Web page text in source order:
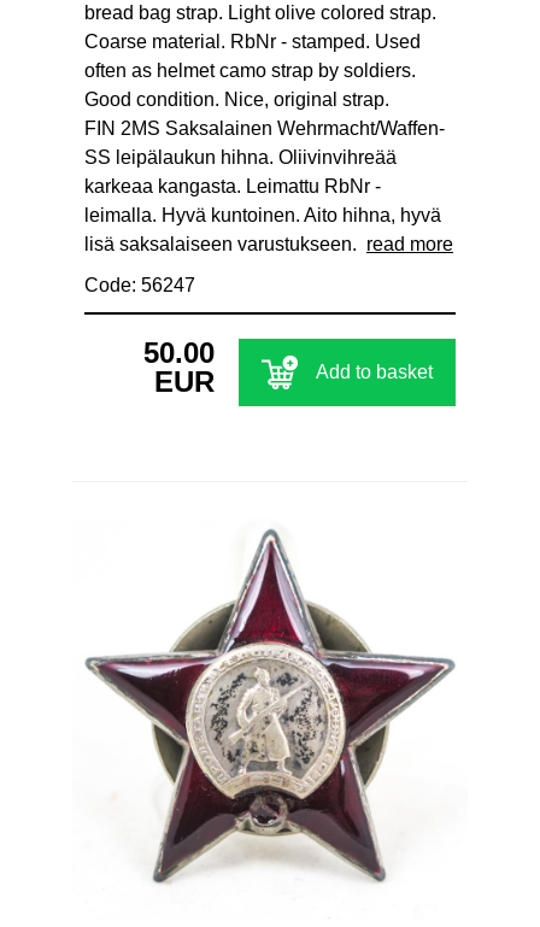
bread bag strap. Light olive colored strap.
Coarse material. RbNr - stamped. Used
often as helmet camo strap by soldiers.
Good condition. Nice, original strap.
FIN 2MS Saksalainen Wehrmacht/Waffen-
SS leipälaukun hihna. Oliivinvihreää
karkeaa kangasta. Leimattu RbNr -
leimalla. Hyvä kuntoinen. Aito hihna, hyvä
lisä saksalaiseen varustukseen. read more
Code: 56247
50.00
EUR
Add to basket